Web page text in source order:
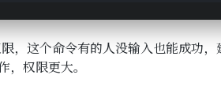
，这个命令有的人没输入也能成功
权限更大。